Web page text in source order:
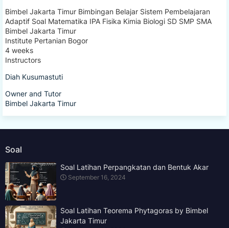
Bimbel Jakarta Timur Bimbingan Belajar Sistem Pembelajaran
Adaptif Soal Matematika IPA Fisika Kimia Biologi SD SMP SMA
Bimbel Jakarta Timur
Institute Pertanian Bogor
4 weeks
Instructors
Diah Kusumastuti
Owner and Tutor
Bimbel Jakarta Timur
Soal
Soal Latihan Perpangkatan dan Bentuk Akar
September 16, 2024
Soal Latihan Teorema Phytagoras by Bimbel
Jakarta Timur